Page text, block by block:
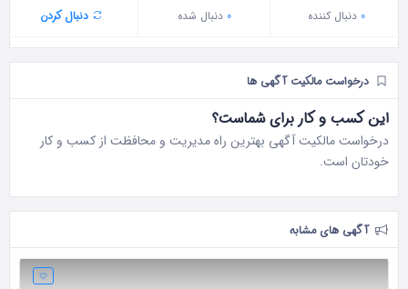
0 دنبال‌ کننده 0 دنبال شده دنبال کردن
درخواست مالکیت آگهی ها
این کسب و کار برای شماست؟
درخواست مالکیت آگهی بهترین راه مدیریت و محافظت از کسب و کار
خودتان است.
آگهی های مشابه